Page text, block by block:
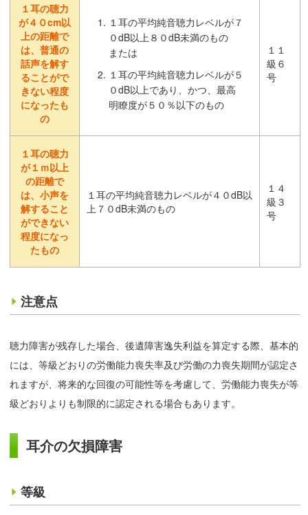
１耳の聴力
が４０cm以
上の距離で
は、普通の
話声を解す
ることがで
きない程度
になったも
の
１耳の平均純音聴力レベルが７
０dB以上８０dB未満のもの
または
１耳の平均純音聴力レベルが５
０dB以上であり、かつ、最高
明瞭度が５０％以下のもの
１１
級６
号
１耳の聴力
が１ｍ以上
の距離で
は、小声を
解すること
ができない
程度になっ
たもの
１耳の平均純音聴力レベルが４０dB以
上７０dB未満のもの
１４
級３
号
注意点
聴力障害が残存した場合、後遺障害逸失利益を算定する際、基本的
には、等級どおりの労働能力喪失率及び労働の力喪失期間が認定さ
れますが、将来的な回復の可能性等を考慮して、労働能力喪失が等
級どおりよりも制限的に認定される場合もあります。
耳介の欠損障害
等級